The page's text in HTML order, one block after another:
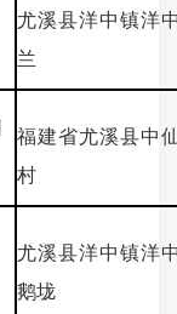
尤溪县洋中镇洋
兰
福建省尤溪县中
村
尤溪县洋中镇洋
鹅垅